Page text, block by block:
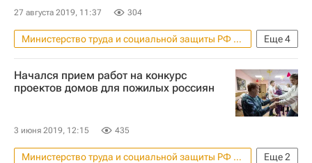
27 августа 2019, 11:37 304
Еще4
Министерство труда и социальной защиты РФ (Минтруд России)
Москва
Максим Орешкин
Москва-Сити
Начался прием работ на конкурс
проектов домов для пожилых россиян
3 июня 2019, 12:15 435
Еще2
Министерство труда и социальной защиты РФ (Минтруд России)